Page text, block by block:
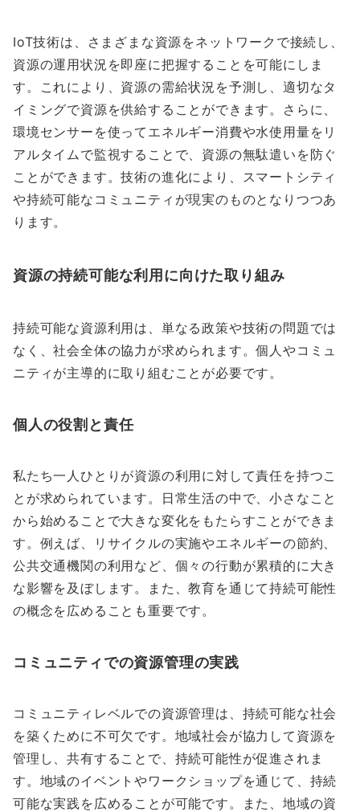
IoT技術は、さまざまな資源をネットワークで接続し、
資源の運用状況を即座に把握することを可能にしま
す。これにより、資源の需給状況を予測し、適切なタ
イミングで資源を供給することができます。さらに、
環境センサーを使ってエネルギー消費や水使用量をリ
アルタイムで監視することで、資源の無駄遣いを防ぐ
ことができます。技術の進化により、スマートシティ
や持続可能なコミュニティが現実のものとなりつつあ
ります。
資源の持続可能な利用に向けた取り組み
持続可能な資源利用は、単なる政策や技術の問題では
なく、社会全体の協力が求められます。個人やコミュ
ニティが主導的に取り組むことが必要です。
個人の役割と責任
私たち一人ひとりが資源の利用に対して責任を持つこ
とが求められています。日常生活の中で、小さなこと
から始めることで大きな変化をもたらすことができま
す。例えば、リサイクルの実施やエネルギーの節約、
公共交通機関の利用など、個々の行動が累積的に大き
な影響を及ぼします。また、教育を通じて持続可能性
の概念を広めることも重要です。
コミュニティでの資源管理の実践
コミュニティレベルでの資源管理は、持続可能な社会
を築くために不可欠です。地域社会が協力して資源を
管理し、共有することで、持続可能性が促進されま
す。地域のイベントやワークショップを通じて、持続
可能な実践を広めることが可能です。また、地域の資